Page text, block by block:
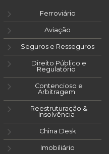
Ferroviário
Aviação
Seguros e Resseguros
Direito Público e
Regulatório
Contencioso e
Arbitragem
Reestruturação &
Insolvência
China Desk
Imobiliário